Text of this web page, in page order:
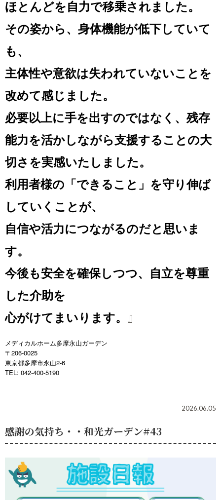
ほとんどを自力で移乗されました。
その姿から、身体機能が低下していて
も、
主体性や意欲は失われていないことを
改めて感じました。
必要以上に手を出すのではなく、残存
能力を活かしながら支援することの大
切さを実感いたしました。
利用者様の「できること」を守り伸ば
していくことが、
自信や活力につながるのだと思いま
す。
今後も安全を確保しつつ、自立を尊重
した介助を
心がけてまいります。 』
メディカルホーム多摩永山ガーデン
〒206-0025
東京都多摩市永山2-6
TEL: 042-400-5190
2026.06.05
感謝の気持ち・・和光ガーデン#43